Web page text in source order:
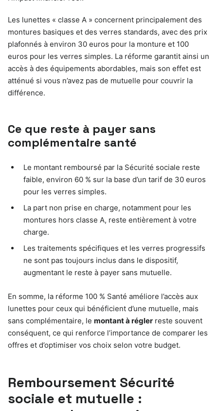
Les lunettes « classe A » concernent principalement des
montures basiques et des verres standards, avec des prix
plafonnés à environ 30 euros pour la monture et 100
euros pour les verres simples. La réforme garantit ainsi un
accès à des équipements abordables, mais son effet est
atténué si vous n’avez pas de mutuelle pour couvrir la
différence.
Ce que reste à payer sans
complémentaire santé
Le montant remboursé par la Sécurité sociale reste
faible, environ 60 % sur la base d’un tarif de 30 euros
pour les verres simples.
La part non prise en charge, notamment pour les
montures hors classe A, reste entièrement à votre
charge.
Les traitements spécifiques et les verres progressifs
ne sont pas toujours inclus dans le dispositif,
augmentant le reste à payer sans mutuelle.
En somme, la réforme 100 % Santé améliore l’accès aux
lunettes pour ceux qui bénéficient d’une mutuelle, mais
sans complémentaire, le montant à régler reste souvent
conséquent, ce qui renforce l’importance de comparer les
offres et d’optimiser vos choix selon votre budget.
Remboursement Sécurité
sociale et mutuelle :